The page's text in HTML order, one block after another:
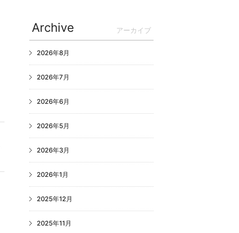
Archive アーカイブ
2026年8月
2026年7月
2026年6月
2026年5月
2026年3月
2026年1月
2025年12月
2025年11月